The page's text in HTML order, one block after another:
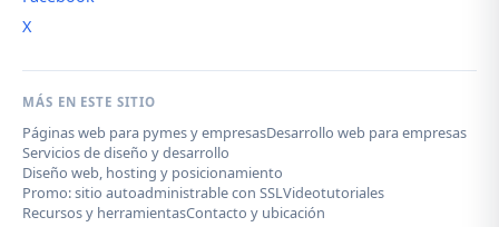
X
MÁS EN ESTE SITIO
Páginas web para pymes y empresasDesarrollo web para empresas
Servicios de diseño y desarrollo
Diseño web, hosting y posicionamiento
Promo: sitio autoadministrable con SSLVideotutoriales
Recursos y herramientasContacto y ubicación